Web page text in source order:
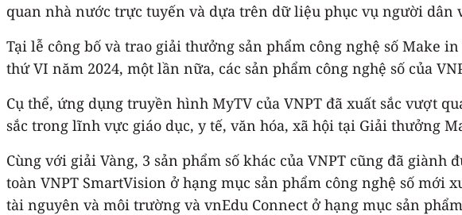
quan nhà nước trực tuyến và dựa trên dữ liệu phục vụ người dân
Tại lễ công bố và trao giải thưởng sản phẩm công nghệ số Make
thứ VI năm 2024, một lần nữa, các sản phẩm công nghệ số của
Cụ thể, ứng dụng truyền hình MyTV của VNPT đã xuất sắc vượt
sắc trong lĩnh vực giáo dục, y tế, văn hóa, xã hội tại Giải thưởng
Cùng với giải Vàng, 3 sản phẩm số khác của VNPT cũng đã
toàn VNPT SmartVision ở hạng mục sản phẩm công nghệ số mới
tài nguyên và môi trường và vnEdu Connect ở hạng mục sản